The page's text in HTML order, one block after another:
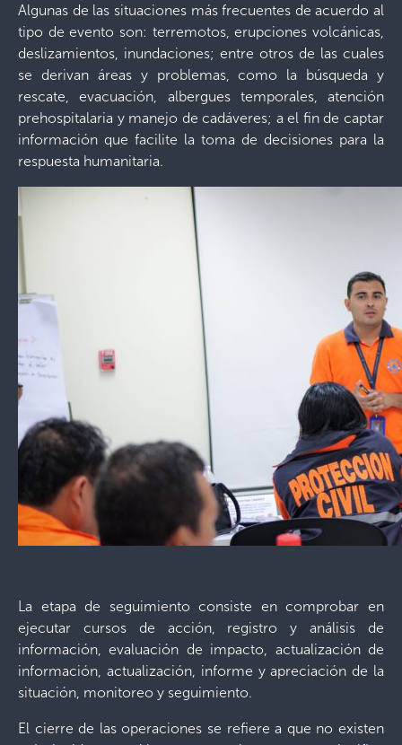
Algunas de las situaciones más frecuentes de acuerdo al
tipo de evento son: terremotos, erupciones volcánicas,
deslizamientos, inundaciones; entre otros de las cuales
se derivan áreas y problemas, como la búsqueda y
rescate, evacuación, albergues temporales, atención
prehospitalaria y manejo de cadáveres; a el fin de captar
información que facilite la toma de decisiones para la
respuesta humanitaria.
La etapa de seguimiento consiste en comprobar en
ejecutar cursos de acción, registro y análisis de
información, evaluación de impacto, actualización de
información, actualización, informe y apreciación de la
situación, monitoreo y seguimiento.
El cierre de las operaciones se refiere a que no existen